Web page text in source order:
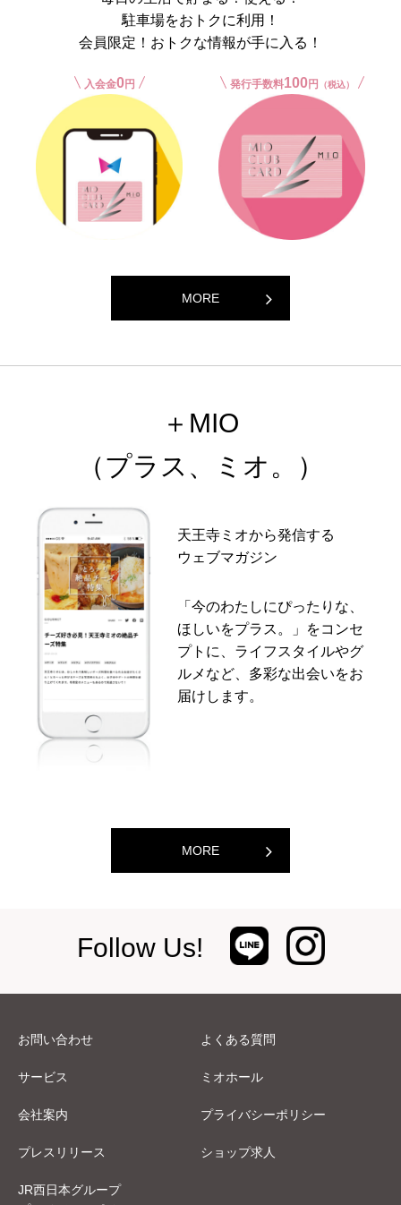
駐車場をおトクに利用！
会員限定！おトクな情報が手に入る！
入会金0円 発行手数料100円 （税込）
MORE
＋MIO
（プラス、ミオ。）
天王寺ミオから発信する
ウェブマガジン
「今のわたしにぴったりな、
ほしいをプラス。」をコンセ
プトに、ライフスタイルやグ
ルメなど、多彩な出会いをお
届けします。
MORE
Follow Us!
お問い合わせ よくある質問
サービス ミオホール
会社案内 プライバシーポリシー
プレスリリース ショップ求人
JR西日本グループ